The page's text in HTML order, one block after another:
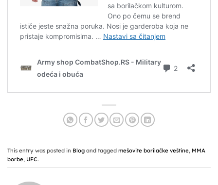
This entry was posted in Blog and tagged mešovite borilačke veštine, MMA
borbe, UFC.